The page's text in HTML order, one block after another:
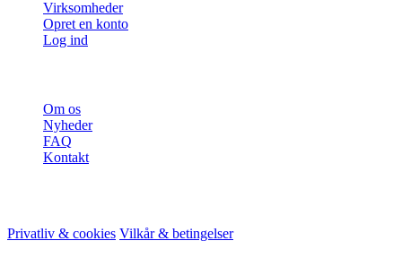
Virksomheder
Opret en konto
Log ind
Om os
Nyheder
FAQ
Kontakt
Privatliv & cookies Vilkår & betingelser